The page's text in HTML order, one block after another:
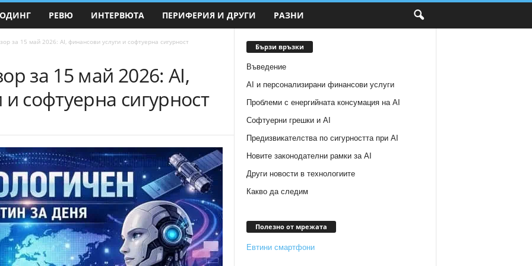
РЕВЮ ИНТЕРВЮТА ПЕРИФЕРИЯ И ДРУГИ РАЗНИ
за 15 май 2026: AI, финансови услуги и софтуерна сигурност
за 15 май 2026: AI,
софтуерна сигурност
Бързи връзки
Въведение
AI и персонализирани финансови услуги
Проблеми с енергийната консумация на AI
Софтуерни грешки и AI
Предизвикателства по сигурността при AI
Новите законодателни рамки за AI
Други новости в технологиите
Какво да следим
Полезно от мрежата
Евтини смартфони